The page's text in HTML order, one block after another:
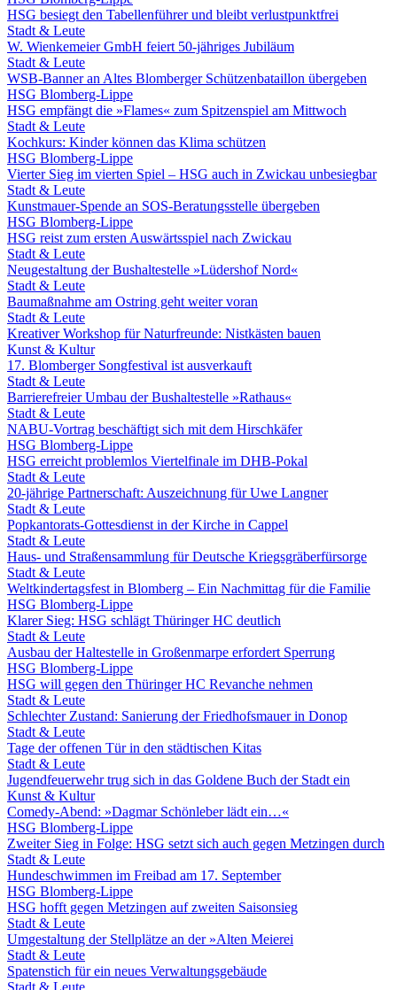
HSG besiegt den Tabellenführer und bleibt verlustpunktfrei
Stadt & Leute
W. Wienkemeier GmbH feiert 50-jähriges Jubiläum
Stadt & Leute
WSB-Banner an Altes Blomberger Schützenbataillon übergeben
HSG Blomberg-Lippe
HSG empfängt die »Flames« zum Spitzenspiel am Mittwoch
Stadt & Leute
Kochkurs: Kinder können das Klima schützen
HSG Blomberg-Lippe
Vierter Sieg im vierten Spiel – HSG auch in Zwickau unbesiegbar
Stadt & Leute
Kunstmauer-Spende an SOS-Beratungsstelle übergeben
HSG Blomberg-Lippe
HSG reist zum ersten Auswärtsspiel nach Zwickau
Stadt & Leute
Neugestaltung der Bushaltestelle »Lüdershof Nord«
Stadt & Leute
Baumaßnahme am Ostring geht weiter voran
Stadt & Leute
Kreativer Workshop für Naturfreunde: Nistkästen bauen
Kunst & Kultur
17. Blomberger Songfestival ist ausverkauft
Stadt & Leute
Barrierefreier Umbau der Bushaltestelle »Rathaus«
Stadt & Leute
NABU-Vortrag beschäftigt sich mit dem Hirschkäfer
HSG Blomberg-Lippe
HSG erreicht problemlos Viertelfinale im DHB-Pokal
Stadt & Leute
20-jährige Partnerschaft: Auszeichnung für Uwe Langner
Stadt & Leute
Popkantorats-Gottesdienst in der Kirche in Cappel
Stadt & Leute
Haus- und Straßensammlung für Deutsche Kriegsgräberfürsorge
Stadt & Leute
Weltkindertagsfest in Blomberg – Ein Nachmittag für die Familie
HSG Blomberg-Lippe
Klarer Sieg: HSG schlägt Thüringer HC deutlich
Stadt & Leute
Ausbau der Haltestelle in Großenmarpe erfordert Sperrung
HSG Blomberg-Lippe
HSG will gegen den Thüringer HC Revanche nehmen
Stadt & Leute
Schlechter Zustand: Sanierung der Friedhofsmauer in Donop
Stadt & Leute
Tage der offenen Tür in den städtischen Kitas
Stadt & Leute
Jugendfeuerwehr trug sich in das Goldene Buch der Stadt ein
Kunst & Kultur
Comedy-Abend: »Dagmar Schönleber lädt ein…«
HSG Blomberg-Lippe
Zweiter Sieg in Folge: HSG setzt sich auch gegen Metzingen durch
Stadt & Leute
Hundeschwimmen im Freibad am 17. September
HSG Blomberg-Lippe
HSG hofft gegen Metzingen auf zweiten Saisonsieg
Stadt & Leute
Umgestaltung der Stellplätze an der »Alten Meierei
Stadt & Leute
Spatenstich für ein neues Verwaltungsgebäude
Stadt & Leute